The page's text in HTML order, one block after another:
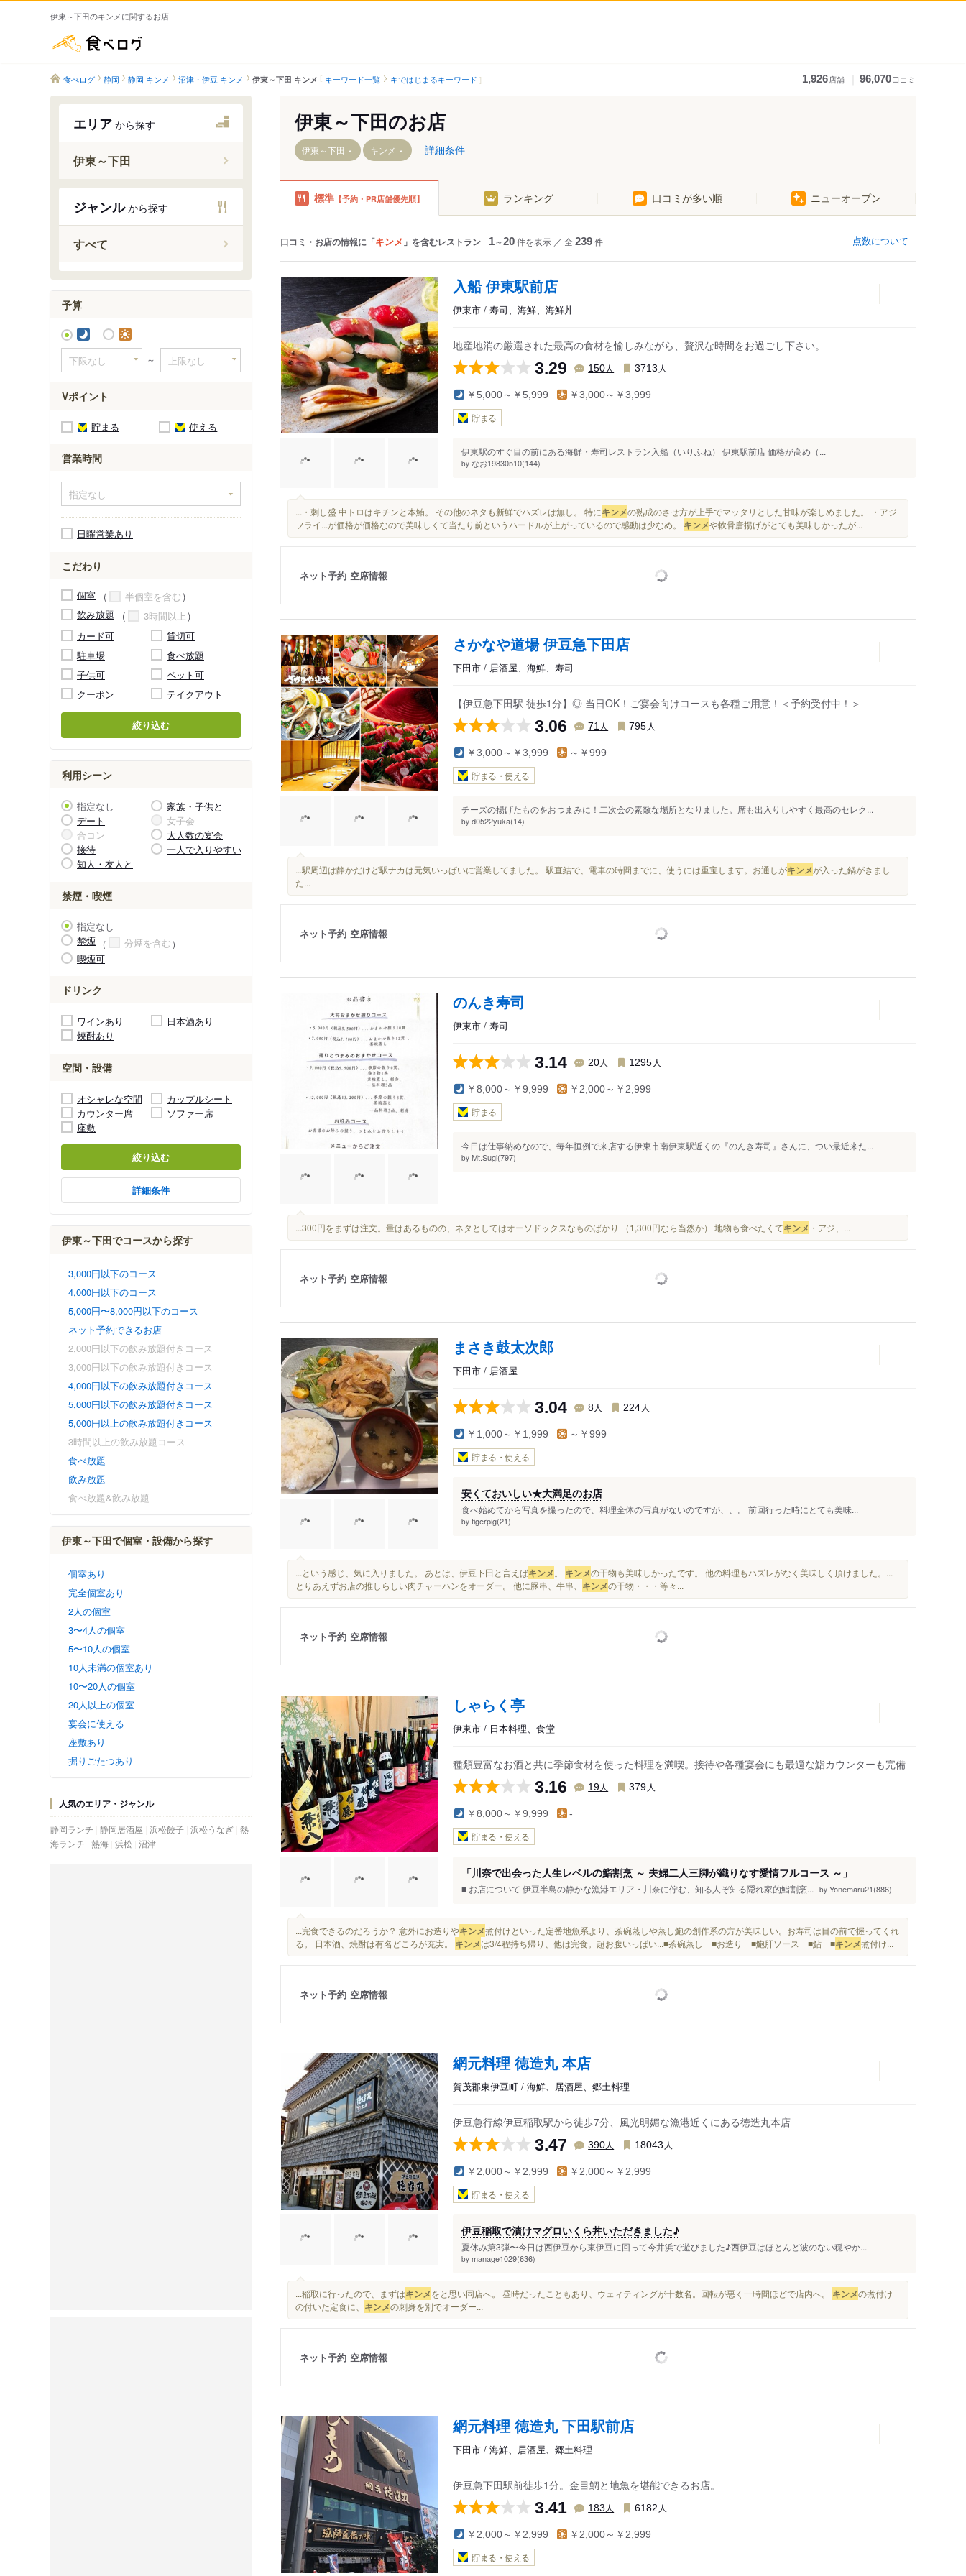
伊東～下田のキンメに関するお店
食べログ 静岡 静岡 キンメ 沼津・伊豆 キンメ 伊東～下田 キンメ キーワード一覧 キではじまるキーワード 1,926店舗 96,070口コミ
エリア から探す
伊東～下田
宇佐美駅
南伊東駅
川奈駅
富戸駅
城ケ崎海岸駅
伊豆高原駅
伊豆大川駅
片瀬白田駅
伊豆稲取駅
今井浜海岸駅
河津駅
稲梓駅
蓮台寺駅
ジャンルから探す
すべて
予算
～
Vポイント
貯まる 使える
営業時間
日曜営業あり
こだわり
個室
半個室を含む
飲み放題
3時間以上
カード可
貸切可
駐車場
食べ放題
子供可
ペット可
クーポン
テイクアウト
絞り込む
利用シーン
指定なし
家族・子供と
デート
女子会
合コン
大人数の宴会
接待
一人で入りやすい
知人・友人と
禁煙・喫煙
指定なし
禁煙
分煙を含む
喫煙可
ドリンク
ワインあり
日本酒あり
焼酎あり
空間・設備
オシャレな空間
カップルシート
カウンター席
ソファー席
座敷
絞り込む
詳細条件
伊東～下田でコースから探す
3,000円以下のコース
4,000円以下のコース
5,000円〜8,000円以下のコース
ネット予約できるお店
2,000円以下の飲み放題付きコース
3,000円以下の飲み放題付きコース
4,000円以下の飲み放題付きコース
5,000円以下の飲み放題付きコース
5,000円以上の飲み放題付きコース
3時間以上の飲み放題コース
食べ放題
飲み放題
食べ放題&飲み放題
伊東～下田で個室・設備から探す
個室あり
完全個室あり
2人の個室
3〜4人の個室
5〜10人の個室
10人未満の個室あり
10〜20人の個室
20人以上の個室
宴会に使える
座敷あり
掘りごたつあり
人気のエリア・ジャンル
静岡ランチ 静岡居酒屋 浜松餃子 浜松うなぎ 熱
海ランチ 熱海 浜松 沼津
伊東～下田のお店
伊東～下田 キンメ 詳細条件
標準 【予約・PR店舗優先順】 ランキング 口コミが多い順 ニューオープン
口コミ・お店の情報に「キンメ 」を含むレストラン 1～20件を表示 ／ 全 239件 点数について
入船 伊東駅前店
伊東市 / 寿司、海鮮、海鮮丼
地産地消の厳選された最高の食材を愉しみながら、贅沢な時間をお過ごし下さい。
3.29 150人 3713 人
￥5,000～￥5,999 ￥3,000～￥3,999
貯まる
伊東駅のすぐ目の前にある海鮮・寿司レストラン入船（いりふね） 伊東駅前店 価格が高め（...
by なお19830510(144)
...・刺し盛 中トロはキチンと本鮪。 その他のネタも新鮮でハズレは無し。 特にキンメの熟成のさせ方が上手でマッタリとした甘味が楽しめました。 ・アジ
フライ...が価格が価格なので美味しくて当たり前というハードルが上がっているので感動は少なめ。 キンメや軟骨唐揚げがとても美味しかったが...
ネット予約 空席情報
さかなや道場 伊豆急下田店
下田市 / 居酒屋、海鮮、寿司
【伊豆急下田駅 徒歩1分】◎ 当日OK！ご宴会向けコースも各種ご用意！＜予約受付中！＞
3.06 71 人 795 人
￥3,000～￥3,999 ～￥999
貯まる・使える
チーズの揚げたものをおつまみに！二次会の素敵な場所となりました。席も出入りしやすく最高のセレク...
by d0522yuka(14)
...駅周辺は静かだけど駅ナカは元気いっぱいに営業してました。 駅直結で、電車の時間までに、使うには重宝します。お通しがキンメが入った鍋がきまし
た...
ネット予約 空席情報
のんき寿司
伊東市 / 寿司
3.14 20人 1295 人
￥8,000～￥9,999 ￥2,000～￥2,999
貯まる
今日は仕事納めなので、毎年恒例で来店する伊東市南伊東駅近くの『のんき寿司』さんに、つい最近来た...
by Mt.Sugi(797)
...300円をまずは注文。量はあるものの、ネタとしてはオーソドックスなものばかり （1,300円なら当然か） 地物も食べたくてキンメ ・アジ、...
ネット予約 空席情報
まさき鼓太次郎
下田市 / 居酒屋
3.04 8人 224 人
￥1,000～￥1,999 ～￥999
貯まる・使える
安くておいしい★大満足のお店
食べ始めてから写真を撮ったので、料理全体の写真がないのですが、、。 前回行った時にとても美味...
by tigerpig(21)
...という感じ、気に入りました。 あとは、伊豆下田と言えばキンメ 。 キンメの干物も美味しかったです。 他の料理もハズレがなく美味しく頂けました。...
とりあえずお店の推しらしい肉チャーハンをオーダー。 他に豚串、牛串、 キンメの干物・・・等々...
ネット予約 空席情報
しゃらく亭
伊東市 / 日本料理、食堂
種類豊富なお酒と共に季節食材を使った料理を満喫。接待や各種宴会にも最適な鮨カウンターも完備
3.16 19人 379 人
￥8,000～￥9,999 -
貯まる・使える
「川奈で出会った人生レベルの鮨割烹 ～ 夫婦二人三脚が織りなす愛情フルコース ～」
■ お店について 伊豆半島の静かな漁港エリア・川奈に佇む、知る人ぞ知る隠れ家的鮨割烹... by Yonemaru21(886)
...完食できるのだろうか？ 意外にお造りやキンメ煮付けといった定番地魚系より、茶碗蒸しや蒸し鮑の創作系の方が美味しい。お寿司は目の前で握ってくれ
る。 日本酒、焼酎は有名どころが充実。 キンメは3/4程持ち帰り、他は完食。超お腹いっぱい...■茶碗蒸し ■お造り ■鮑肝ソース ■鮎 ■キンメ煮付け...
ネット予約 空席情報
網元料理 徳造丸 本店
賀茂郡東伊豆町 / 海鮮、居酒屋、郷土料理
伊豆急行線伊豆稲取駅から徒歩7分、風光明媚な漁港近くにある徳造丸本店
3.47 390人 18043 人
￥2,000～￥2,999 ￥2,000～￥2,999
貯まる・使える
伊豆稲取で漬けマグロいくら丼いただきました♪
夏休み第3弾〜今日は西伊豆から東伊豆に回って今井浜で遊びました♪西伊豆はほとんど波のない穏やか...
by manage1029(636)
...稲取に行ったので、まずはキンメをと思い同店へ。 昼時だったこともあり、ウェィティングが十数名。回転が悪く一時間ほどで店内へ。 キンメの煮付け
の付いた定食に、 キンメの刺身を別でオーダー...
ネット予約 空席情報
網元料理 徳造丸 下田駅前店
下田市 / 海鮮、居酒屋、郷土料理
伊豆急下田駅前徒歩1分。金目鯛と地魚を堪能できるお店。
3.41 183 人 6182 人
￥2,000～￥2,999 ￥2,000～￥2,999
貯まる・使える